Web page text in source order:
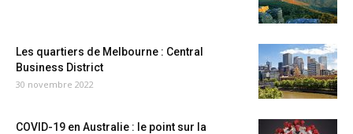
Les quartiers de Melbourne : Central
Business District
30 novembre 2022
COVID-19 en Australie : le point sur la